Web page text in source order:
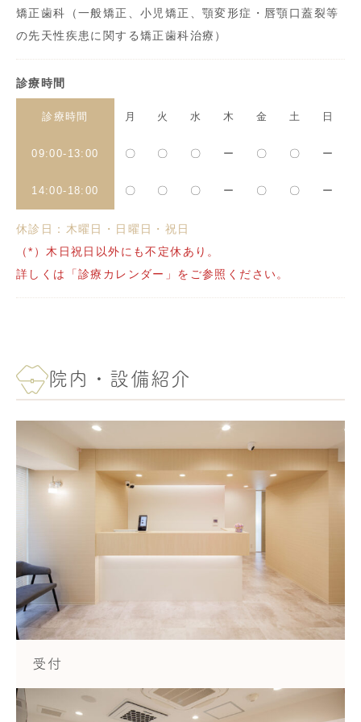
矯正歯科（一般矯正、小児矯正、顎変形症・唇顎口蓋裂等
の先天性疾患に関する矯正歯科治療）
診療時間
診療時間 月 火 水 木 金 土 日
09:00-13:00 〇 〇 〇 ー 〇 〇 ー
14:00-18:00 〇 〇 〇 ー 〇 〇 ー
休診日：木曜日・日曜日・祝日
（*）木日祝日以外にも不定休あり。
詳しくは「診療カレンダー」をご参照ください。
院内・設備紹介
受付